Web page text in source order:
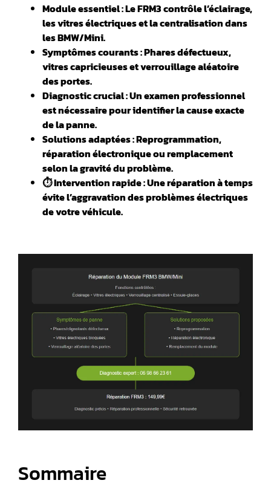
Module essentiel : Le FRM3 contrôle l’éclairage,
les vitres électriques et la centralisation dans
les BMW/Mini.
️Symptômes courants : Phares défectueux,
vitres capricieuses et verrouillage aléatoire
des portes.
Diagnostic crucial : Un examen professionnel
est nécessaire pour identifier la cause exacte
de la panne.
Solutions adaptées : Reprogrammation,
réparation électronique ou remplacement
selon la gravité du problème.
⏱️ Intervention rapide : Une réparation à temps
évite l’aggravation des problèmes électriques
de votre véhicule.
Sommaire